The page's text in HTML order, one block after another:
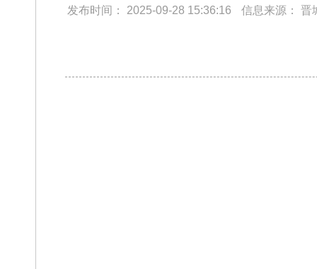
发布时间： 2025-09-28 15:36:16 信息来源： 晋